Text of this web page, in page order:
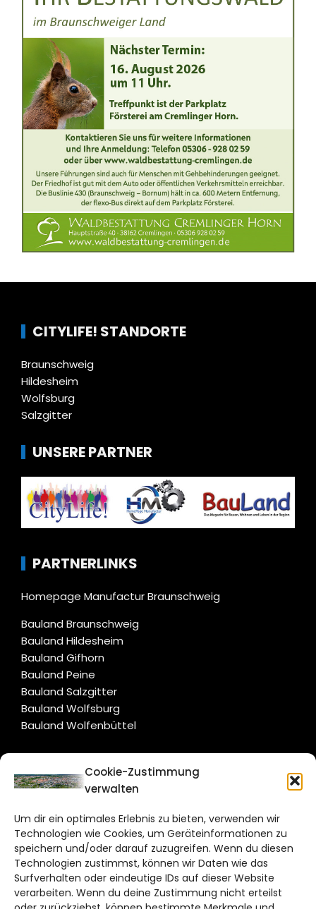
Cookie-Zustimmung
verwalten
Um dir ein optimales Erlebnis zu bieten, verwenden wir
Technologien wie Cookies, um Geräteinformationen zu
speichern und/oder darauf zuzugreifen. Wenn du diesen
Technologien zustimmst, können wir Daten wie das
Surfverhalten oder eindeutige IDs auf dieser Website
verarbeiten. Wenn du deine Zustimmung nicht erteilst
CITYLIFE! STANDORTE
Braunschweig
Hildesheim
Wolfsburg
Salzgitter
UNSERE PARTNER
PARTNERLINKS
Homepage Manufactur Braunschweig
Bauland Braunschweig
Bauland Hildesheim
Bauland Gifhorn
Bauland Peine
Bauland Salzgitter
Bauland Wolfsburg
Bauland Wolfenbüttel
CITYLIFE!
Bruchtorwall 12
38100 Braunschweig
Telefon: 0531 387220 – 65